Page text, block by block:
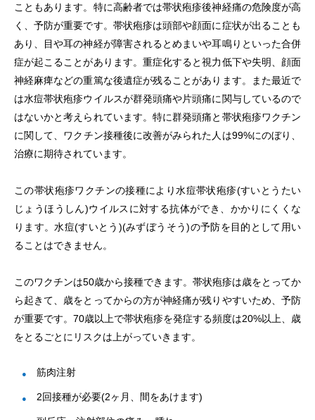
こともあります。特に高齢者では帯状疱疹後神経痛の危険度が高
く、予防が重要です。帯状疱疹は頭部や顔面に症状が出ることも
あり、目や耳の神経が障害されるとめまいや耳鳴りといった合併
症が起こることがあります。重症化すると視力低下や失明、顔面
神経麻痺などの重篤な後遺症が残ることがあります。また最近で
は水痘帯状疱疹ウイルスが群発頭痛や片頭痛に関与しているので
はないかと考えられています。特に群発頭痛と帯状疱疹ワクチン
に関して、ワクチン接種後に改善がみられた人は99%にのぼり、
治療に期待されています。
この帯状疱疹ワクチンの接種により水痘帯状疱疹(すいとうたい
じょうほうしん)ウイルスに対する抗体ができ、かかりにくくな
ります。水痘(すいとう)(みずぼうそう)の予防を目的として用い
ることはできません。
このワクチンは50歳から接種できます。帯状疱疹は歳をとってか
ら起きて、歳をとってからの方が神経痛が残りやすいため、予防
が重要です。70歳以上で帯状疱疹を発症する頻度は20%以上、歳
をとるごとにリスクは上がっていきます。
筋肉注射
2回接種が必要(2ヶ月、間をあけます)